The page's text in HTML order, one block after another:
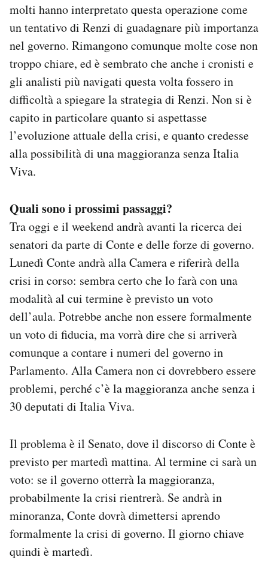
molti hanno interpretato questa operazione come
un tentativo di Renzi di guadagnare più importanza
nel governo. Rimangono comunque molte cose non
troppo chiare, ed è sembrato che anche i cronisti e
gli analisti più navigati questa volta fossero in
difficoltà a spiegare la strategia di Renzi. Non si è
capito in particolare quanto si aspettasse
l’evoluzione attuale della crisi, e quanto credesse
alla possibilità di una maggioranza senza Italia
Viva.
Quali sono i prossimi passaggi?
Tra oggi e il weekend andrà avanti la ricerca dei
senatori da parte di Conte e delle forze di governo.
Lunedì Conte andrà alla Camera e riferirà della
crisi in corso: sembra certo che lo farà con una
modalità al cui termine è previsto un voto
dell’aula. Potrebbe anche non essere formalmente
un voto di fiducia, ma vorrà dire che si arriverà
comunque a contare i numeri del governo in
Parlamento. Alla Camera non ci dovrebbero essere
problemi, perché c’è la maggioranza anche senza i
30 deputati di Italia Viva.
Il problema è il Senato, dove il discorso di Conte è
previsto per martedì mattina. Al termine ci sarà un
voto: se il governo otterrà la maggioranza,
probabilmente la crisi rientrerà. Se andrà in
minoranza, Conte dovrà dimettersi aprendo
formalmente la crisi di governo. Il giorno chiave
quindi è martedì.